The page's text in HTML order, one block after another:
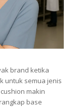
brand ketika
untuk semua jenis
makin
base